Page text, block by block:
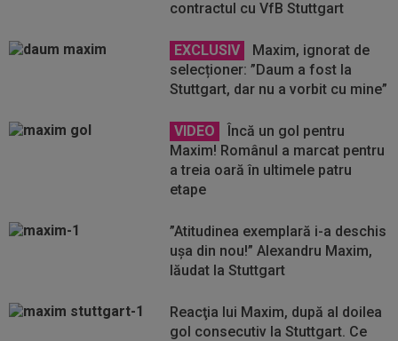
contractul cu VfB Stuttgart
EXCLUSIV
Maxim, ignorat de
selecționer: ”Daum a fost la
Stuttgart, dar nu a vorbit cu mine”
VIDEO
Încă un gol pentru
Maxim! Românul a marcat pentru
a treia oară în ultimele patru
etape
”Atitudinea exemplară i-a deschis
ușa din nou!” Alexandru Maxim,
lăudat la Stuttgart
Reacţia lui Maxim, după al doilea
gol consecutiv la Stuttgart. Ce